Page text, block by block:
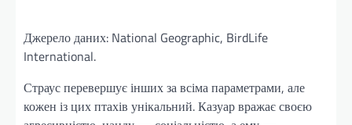
Джерело даних: National Geographic, BirdLife
International.
Страус перевершує інших за всіма параметрами, але
кожен із цих птахів унікальний. Казуар вражає своєю